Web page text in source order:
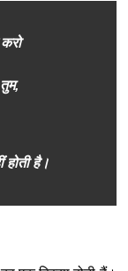
होती है।